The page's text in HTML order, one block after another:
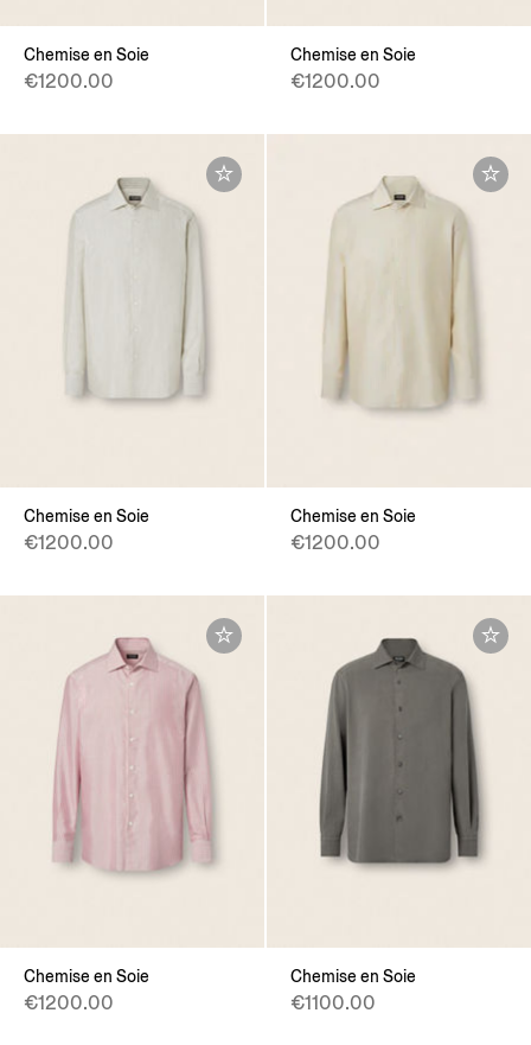
Chemise en Soie
€1200.00
Chemise en Soie
€1200.00
Chemise en Soie
€1200.00
Chemise en Soie
€1200.00
Chemise en Soie
€1200.00
Chemise en Soie
€1100.00